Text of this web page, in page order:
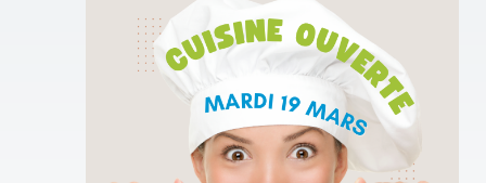
de
vues